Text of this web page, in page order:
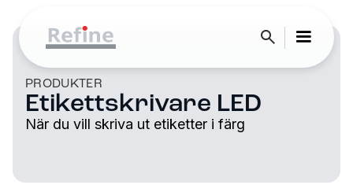
PRODUKTER
Etikettskrivare LED
När du vill skriva ut etiketter i färg